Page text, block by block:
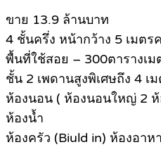
ขาย 13.9 ล้านบาท
4 ชั้นครึ่ง หน้ากว้าง 5 เมตร
พื้นที่ใช้สอย – 300ตารางเม
ชั้น 2 เพดานสูงพิเศษถึง 4 เ
ห้องนอน ( ห้องนอนใหญ่ 2
ห้องน้ำ
ห้องครัว (Biuld in) ห้องอาห